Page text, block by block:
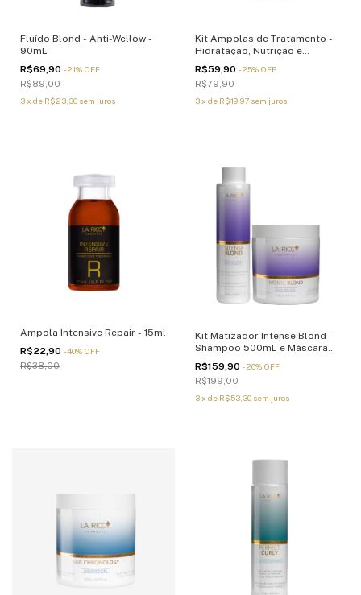
Fluído Blond - Anti-Wellow -
90mL
R$69,90 -21% OFF
R$89,00
3x de R$23,30 sem juros
Kit Ampolas de Tratamento -
Hidratação, Nutrição e
Reconstrução - 15mL
R$59,90 -25% OFF
R$79,90
3 x de R$19,97 sem juros
Ampola Intensive Repair - 15ml
R$22,90 -40% OFF
R$38,00
Kit Matizador Intense Blond -
Shampoo 500mL e Máscara
500g
R$159,90 -20% OFF
R$199,00
3 x de R$53,30 sem juros